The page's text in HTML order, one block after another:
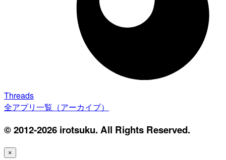
Threads
全アプリ一覧（アーカイブ）
© 2012-2026 irotsuku. All Rights Reserved.
×